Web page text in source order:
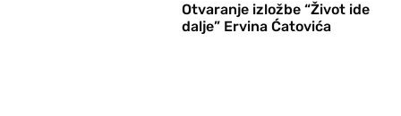
Otvaranje izložbe “Život ide
dalje” Ervina Ćatovića